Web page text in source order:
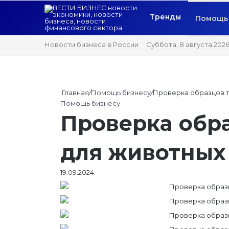
Тренды Помощь
Новости бизнеса в России Суббота, 8 августа 2026
Главная/Помощь бизнесу/Проверка образцов
Помощь бизнесу
Проверка
для животных
19.09.2024